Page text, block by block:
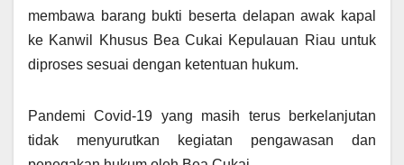
membawa barang bukti beserta delapan awak kapal
ke Kanwil Khusus Bea Cukai Kepulauan Riau untuk
diproses sesuai dengan ketentuan hukum.
Pandemi Covid-19 yang masih terus berkelanjutan
tidak menyurutkan kegiatan pengawasan dan